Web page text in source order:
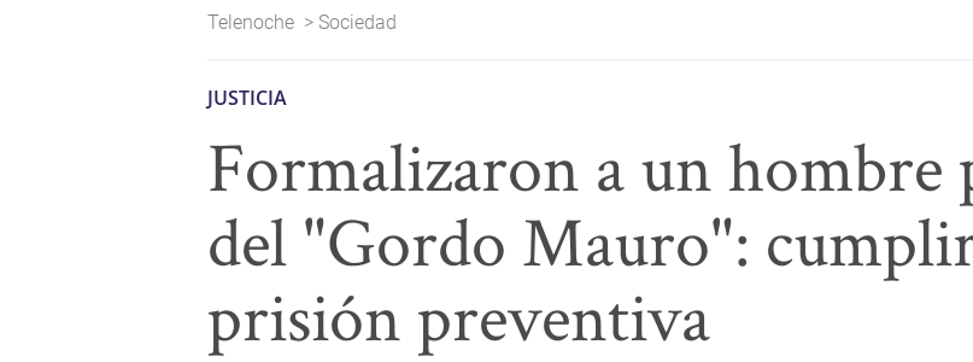
Telenoche > Sociedad
JUSTICIA
Formalizaron a un hombre
del "Gordo Mauro":
prisión preventiva